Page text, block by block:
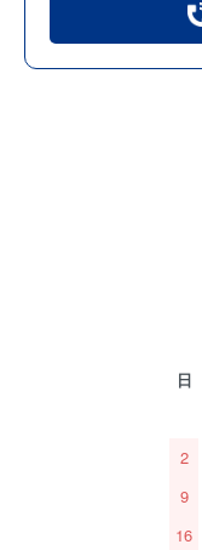
日
2
9
16